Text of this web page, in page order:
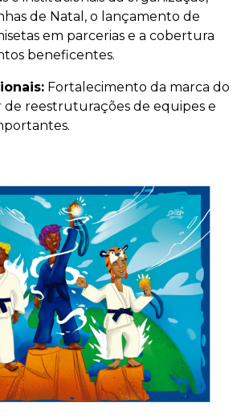
de Natal, o lançamento de
em parcerias e a cobertura
beneficentes.
Fortalecimento da marca do
reestruturações de equipes e